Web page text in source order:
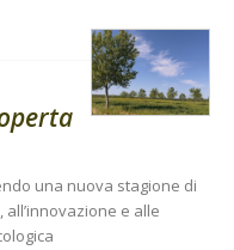
una nuova stagione di
e alle